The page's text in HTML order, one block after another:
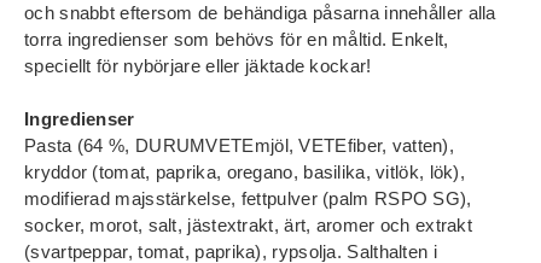
och snabbt eftersom de behändiga påsarna innehåller alla
torra ingredienser som behövs för en måltid. Enkelt,
speciellt för nybörjare eller jäktade kockar!
Ingredienser
Pasta (64 %, DURUMVETEmjöl, VETEfiber, vatten),
kryddor (tomat, paprika, oregano, basilika, vitlök, lök),
modifierad majsstärkelse, fettpulver (palm RSPO SG),
socker, morot, salt, jästextrakt, ärt, aromer och extrakt
(svartpeppar, tomat, paprika), rypsolja. Salthalten i